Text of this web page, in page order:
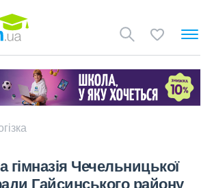
гімназія Чечельницької
Гайсинського району